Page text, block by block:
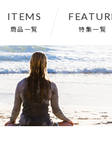
ITEMS
商品一覧 特集一覧